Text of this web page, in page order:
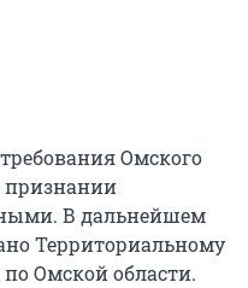
Омского
признании
В дальнейшем
Территориальному
Омской области.